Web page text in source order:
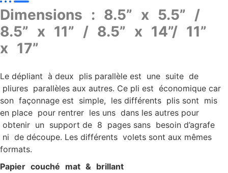
Dimensions : 8.5” x 5.5” /
8.5” x 11” / 8.5” x 14”/ 11”
x 17”
Le dépliant à deux plis parallèle est une suite de
pliures parallèles aux autres. Ce pli est économique car
son façonnage est simple, les différents plis sont mis
en place pour rentrer les uns dans les autres pour
obtenir un support de 8 pages sans besoin d’agrafe
ni de découpe. Les différents volets sont aux mêmes
formats.
Papier couché mat & brillant